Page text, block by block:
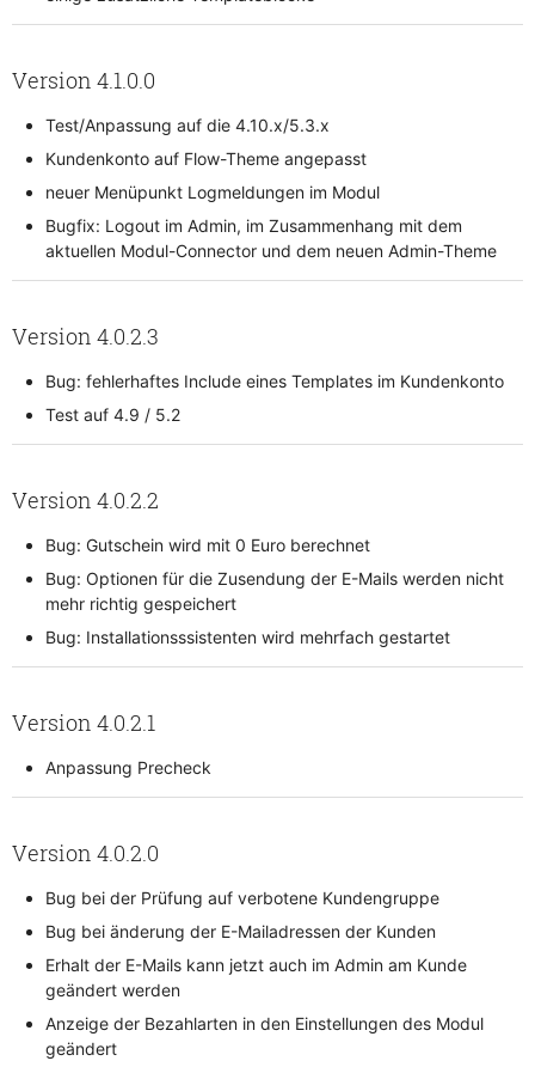
Version 4.1.0.0
Test/Anpassung auf die 4.10.x/5.3.x
Kundenkonto auf Flow-Theme angepasst
neuer Menüpunkt Logmeldungen im Modul
Bugfix: Logout im Admin, im Zusammenhang mit dem
aktuellen Modul-Connector und dem neuen Admin-Theme
Version 4.0.2.3
Bug: fehlerhaftes Include eines Templates im Kundenkonto
Test auf 4.9 / 5.2
Version 4.0.2.2
Bug: Gutschein wird mit 0 Euro berechnet
Bug: Optionen für die Zusendung der E-Mails werden nicht
mehr richtig gespeichert
Bug: Installationsssistenten wird mehrfach gestartet
Version 4.0.2.1
Anpassung Precheck
Version 4.0.2.0
Bug bei der Prüfung auf verbotene Kundengruppe
Bug bei änderung der E-Mailadressen der Kunden
Erhalt der E-Mails kann jetzt auch im Admin am Kunde
geändert werden
Anzeige der Bezahlarten in den Einstellungen des Modul
geändert